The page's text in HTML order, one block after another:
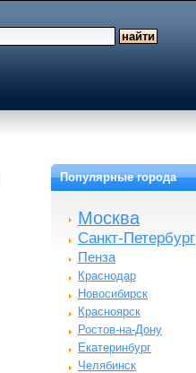
Популярные города
Москва
Санкт-Петербург
Пенза
Краснодар
Новосибирск
Красноярск
Ростов-на-Дону
Екатеринбург
Челябинск